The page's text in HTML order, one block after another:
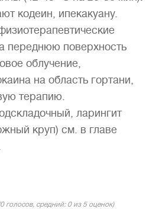
кодеин, ипекакуану.
переднюю поверхность
облучение,
на область гортани,
терапию.
ларингит
круп) см. в главе
0голосов, средний: 0из 5 оценок)